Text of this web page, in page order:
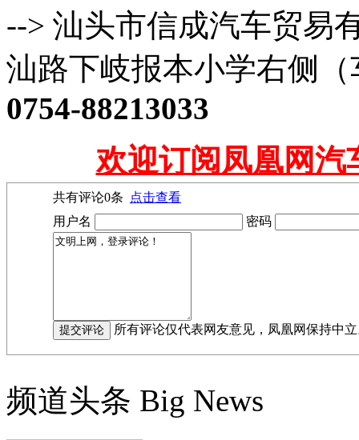
--> 汕头市信成汽车贸易
汕路下岐报本小学右侧
0754-88213033
欢迎订阅凤凰网汽
共有评论0条
点击查看
用户名
密码
所有评论仅代表网友意见，凤凰网保持中
频道头条 Big News